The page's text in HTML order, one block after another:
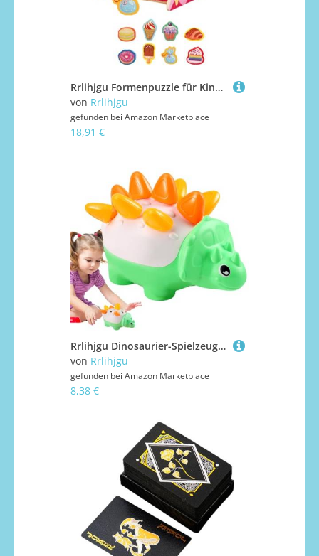
Rrlihjgu Formenpuzzle für Kinder, Formen-Sortierspielzeug, und Tieraktivitäten, passendes Spielzeug, frühes Lernen, pädagogisches Spielzeug
von Rrlihjgu
gefunden bei Amazon Marketplace
18,91 €
Rrlihjgu Dinosaurier-Spielzeug für Kinder, Lernspiel mit Zahlen zum Lernen, lustige Entwicklungsaktivitäten für drinnen und draußen, Klassenzimmer und Reisen
von Rrlihjgu
gefunden bei Amazon Marketplace
8,38 €